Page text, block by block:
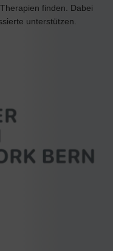
finden. Dabei
unterstützen.